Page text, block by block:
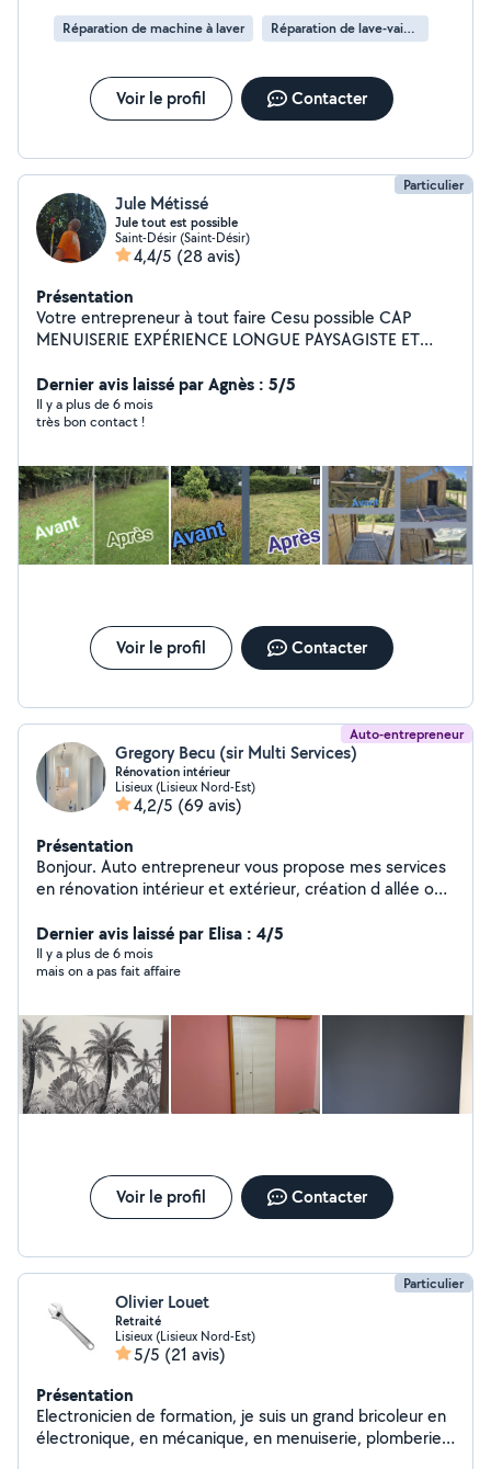
Réparation de machine à laver Réparation de lave-vaisselle
Voir le profil Contacter
Particulier
Jule Métissé
Jule tout est possible
Saint-Désir (Saint-Désir)
4,4/5 (28 avis)
Présentation
Votre entrepreneur à tout faire Cesu possible CAP
MENUISERIE EXPÉRIENCE LONGUE PAYSAGISTE ET
Dernier avis laissé par Agnès : 5/5
Il y a plus de 6 mois
très bon contact !
Voir le profil Contacter
Auto-entrepreneur
Gregory Becu (sir Multi Services)
Rénovation intérieur
Lisieux (Lisieux Nord-Est)
4,2/5 (69 avis)
Présentation
Bonjour. Auto entrepreneur vous propose mes services
en rénovation intérieur et extérieur, création d allée ou
Dernier avis laissé par Elisa : 4/5
Il y a plus de 6 mois
mais on a pas fait affaire
Voir le profil Contacter
Particulier
Olivier Louet
Retraité
Lisieux (Lisieux Nord-Est)
5/5 (21 avis)
Présentation
Electronicien de formation, je suis un grand bricoleur en
électronique, en mécanique, en menuiserie, plomberie.